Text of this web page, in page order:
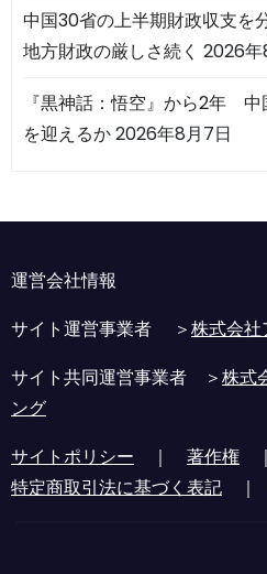
中国30省の上半期財政収支
地方財政の厳しさ続く 2026年
『黒神話：悟空』から2年
を迎えるか2026年8月7日
運営会社情報
サイト運営事業者 ＞株式会
サイト共同運営事業者 ＞株式
ング
サイトポリシー ｜ 著作権
特定商取引法に基づく表記 ｜